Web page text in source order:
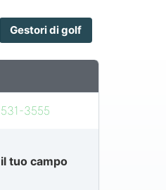
Gestori di golf
3555
tuo campo